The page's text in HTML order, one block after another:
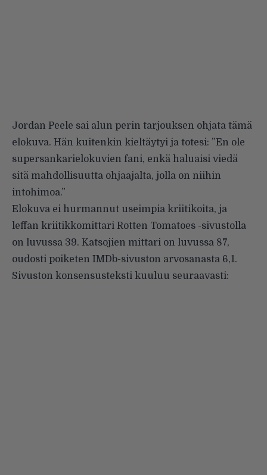
Jordan Peele sai alun perin tarjouksen ohjata tämä
elokuva. Hän kuitenkin kieltäytyi ja totesi: ”En ole
supersankarielokuvien fani, enkä haluaisi viedä
sitä mahdollisuutta ohjaajalta, jolla on niihin
intohimoa.”
Elokuva ei hurmannut useimpia kriitikoita, ja
leffan kriitikkomittari Rotten Tomatoes -sivustolla
on luvussa 39. Katsojien mittari on luvussa 87,
oudosti poiketen IMDb-sivuston arvosanasta 6,1.
Sivuston konsensusteksti kuuluu seuraavasti: